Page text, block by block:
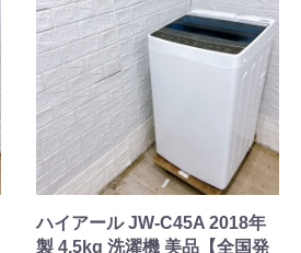
ハイアール JW-C45A 2018年
製 4.5kg 洗濯機 美品【全国発